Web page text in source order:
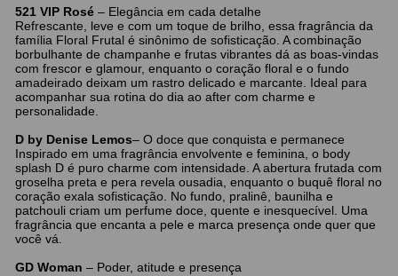
521 VIP Rosé – Elegância em cada detalhe
Refrescante, leve e com um toque de brilho, essa fragrância da
família Floral Frutal é sinônimo de sofisticação. A combinação
borbulhante de champanhe e frutas vibrantes dá as boas-vindas
com frescor e glamour, enquanto o coração floral e o fundo
amadeirado deixam um rastro delicado e marcante. Ideal para
acompanhar sua rotina do dia ao after com charme e
personalidade.
D by Denise Lemos– O doce que conquista e permanece
Inspirado em uma fragrância envolvente e feminina, o body
splash D é puro charme com intensidade. A abertura frutada com
groselha preta e pera revela ousadia, enquanto o buquê floral no
coração exala sofisticação. No fundo, pralinê, baunilha e
patchouli criam um perfume doce, quente e inesquecível. Uma
fragrância que encanta a pele e marca presença onde quer que
você vá.
GD Woman – Poder, atitude e presença